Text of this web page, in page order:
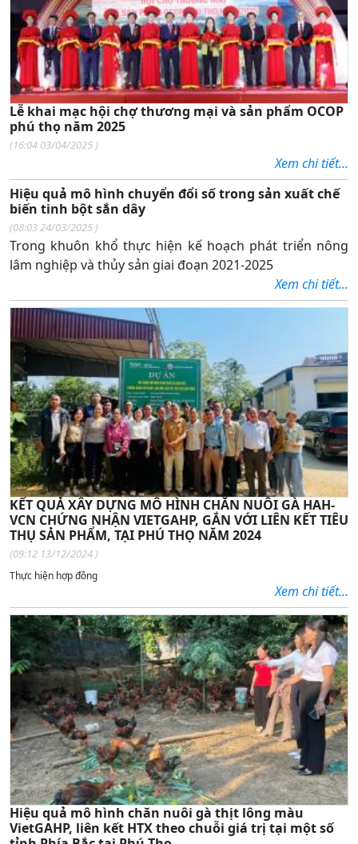
Lễ khai mạc hội chợ thương mại và sản phẩm OCOP
phú thọ năm 2025
(16:04 03/04/2025 )
Xem chi tiết...
Hiệu quả mô hình chuyển đổi số trong sản xuất chế
biến tinh bột sắn dây
(08:03 24/03/2025 )
Trong khuôn khổ thực hiện kế hoạch phát triển nông
lâm nghiệp và thủy sản giai đoạn 2021-2025
Xem chi tiết...
KẾT QUẢ XÂY DỰNG MÔ HÌNH CHĂN NUÔI GÀ HAH-
VCN CHỨNG NHẬN VIETGAHP, GẮN VỚI LIÊN KẾT TIÊU
THỤ SẢN PHẨM, TẠI PHÚ THỌ NĂM 2024
(09:12 13/12/2024 )
Thực hiện hợp đồng
Xem chi tiết...
Hiệu quả mô hình chăn nuôi gà thịt lông màu
VietGAHP, liên kết HTX theo chuỗi giá trị tại một số